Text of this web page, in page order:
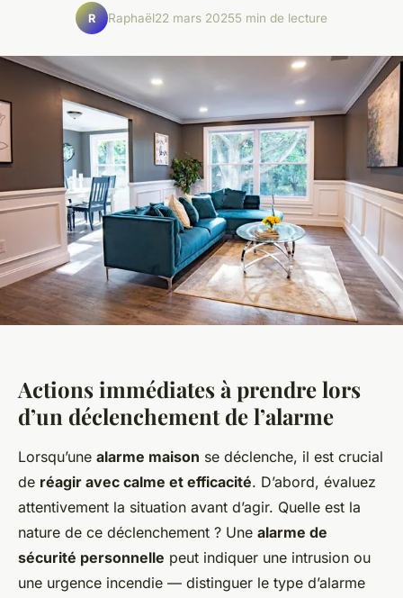
R Raphaël22 mars 20255 min de lecture
Actions immédiates à prendre lors
d’un déclenchement de l’alarme
Lorsqu’une alarme maison se déclenche, il est crucial
de réagir avec calme et efficacité. D’abord, évaluez
attentivement la situation avant d’agir. Quelle est la
nature de ce déclenchement ? Une alarme de
sécurité personnelle peut indiquer une intrusion ou
une urgence incendie — distinguer le type d’alarme